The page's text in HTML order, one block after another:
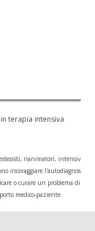
terapia intensiva
rianimatori,
incoraggiare l'autodiagnosi o
o curare un problema di
medico-paziente.